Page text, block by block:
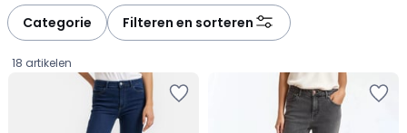
Categorie Filteren en sorteren
18 artikelen